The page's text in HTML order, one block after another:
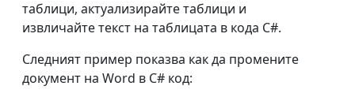
таблици, актуализирайте таблици и
извличайте текст на таблицата в кода C#.
Следният пример показва как да промените
документ на Word в C# код: